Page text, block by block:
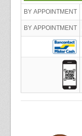
BY APPOINTMENT
BY APPOINTMENT